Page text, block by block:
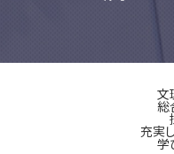
文
総
充実
学